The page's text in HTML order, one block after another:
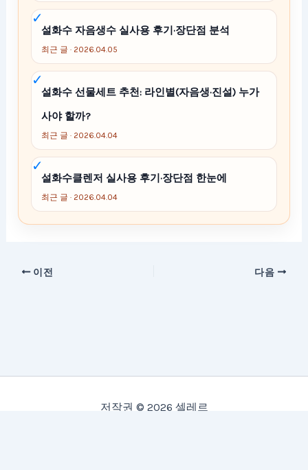
설화수 자음생수 실사용 후기·장단점 분석
최근 글 · 2026.04.05
설화수 선물세트 추천: 라인별(자음생·진설) 누가
사야 할까?
최근 글 · 2026.04.04
설화수클렌저 실사용 후기·장단점 한눈에
최근 글 · 2026.04.04
이전 다음
저작권 © 2026 셀레르